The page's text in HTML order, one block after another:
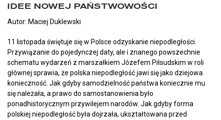
IDEE NOWEJ PAŃSTWOWOŚCI
Autor: Maciej Duklewski
11 listopada świętuje się w Polsce odzyskanie niepodległości.
Przywiązanie do pojedynczej daty, ale i znanego powszechnie
schematu wydarzeń z marszałkiem Józefem Piłsudskim w roli
głównej sprawia, że polska niepodległość jawi się jako dziejowa
konieczność. Jak gdyby samodzielność państwa koniecznie mu
się należała, a prawo do samostanowienia było
ponadhistorycznym przywilejem narodów. Jak gdyby forma
polskiej niepodległość była dojrzała, ukształtowana przed